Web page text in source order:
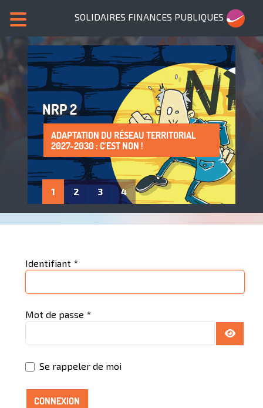
SOLIDAIRES FINANCES PUBLIQUES
NRP 2
ADAPTATION DU RÉSEAU TERRITORIAL
2027-2030 : C'EST NON !
SANS NOUS, PLUS DE SERVICES PUBLICS !
LA PROTECTION DE LA SANTÉ AU TRAVAIL
: UN DROIT À FAIRE VIVRE !
ADHÈRE À SOLIDAIRES FINANCES
PUBLIQUES
1 2 3 4
Identifiant *
Mot de passe *
Se rappeler de moi
CONNEXION